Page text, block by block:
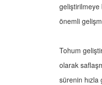
geliştirilmeye
önemli
Tohum
olarak
sürenin hızla